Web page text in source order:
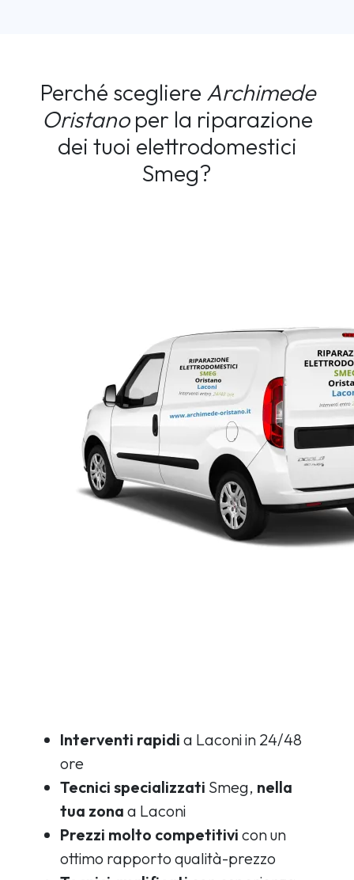
Perché scegliere Archimede
Oristanoper la riparazione
dei tuoi elettrodomestici
Smeg?
Interventi rapidi a Laconi in 24/48
ore
Tecnici specializzati Smeg, nella
tua zona a Laconi
Prezzi molto competitivi con un
ottimo rapporto qualità-prezzo